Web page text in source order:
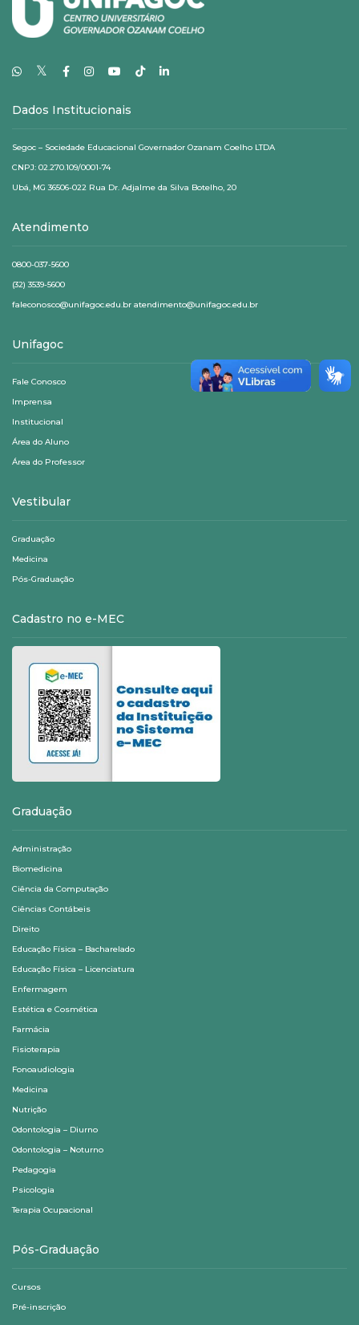
𝕏
Dados Institucionais
Segoc – Sociedade Educacional Governador Ozanam Coelho LTDA
CNPJ: 02.270.109/0001-74
Ubá, MG 36506-022 Rua Dr. Adjalme da Silva Botelho, 20
Atendimento
0800-037-5600
(32) 3539-5600
faleconosco@unifagoc.edu.br atendimento@unifagoc.edu.br
Unifagoc
Fale Conosco
Imprensa
Institucional
Área do Aluno
Área do Professor
Vestibular
Graduação
Medicina
Pós-Graduação
Cadastro no e-MEC
Graduação
Administração
Biomedicina
Ciência da Computação
Ciências Contábeis
Direito
Educação Física – Bacharelado
Educação Física – Licenciatura
Enfermagem
Estética e Cosmética
Farmácia
Fisioterapia
Fonoaudiologia
Medicina
Nutrição
Odontologia – Diurno
Odontologia – Noturno
Pedagogia
Psicologia
Terapia Ocupacional
Pós-Graduação
Cursos
Pré-inscrição